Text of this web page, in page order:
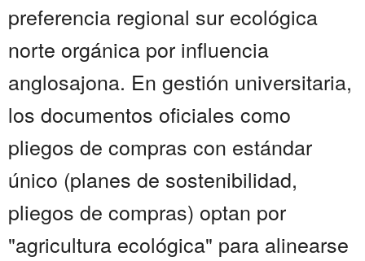
preferencia regional sur ecológica
norte orgánica por influencia
anglosajona. En gestión universitaria,
los documentos oficiales como
pliegos de compras con estándar
único (planes de sostenibilidad,
pliegos de compras) optan por
"agricultura ecológica" para alinearse